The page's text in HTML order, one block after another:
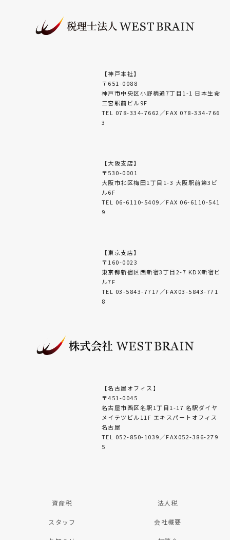
【神戸本社】
〒651-0088
神戸市中央区小野柄通7丁目1-1 日本生命
三宮駅前ビル9F
TEL 078-334-7662／FAX 078-334-766
3
【大阪支店】
〒530-0001
大阪市北区梅田1丁目1-3 大阪駅前第3ビ
ル6F
TEL 06-6110-5409／FAX 06-6110-541
9
【東京支店】
〒160-0023
東京都新宿区西新宿3丁目2-7 KDX新宿ビ
ル7F
TEL 03-5843-7717／FAX03-5843-771
8
【名古屋オフィス】
〒451-0045
名古屋市西区名駅1丁目1-17 名駅ダイヤ
メイテツビル11F エキスパートオフィス
名古屋
TEL 052-850-1039／FAX052-386-279
5
資産税 法人税
スタッフ 会社概要